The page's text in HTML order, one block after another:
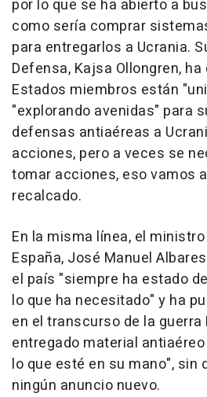
por lo que se ha abierto a
como sería comprar
para entregarlos a Ucrania.
Defensa, Kajsa Ollongren,
Estados miembros están
"explorando avenidas" para
defensas antiaéreas a
acciones, pero a veces se
tomar acciones, eso vamos
recalcado.
En la misma línea, el
España, José Manuel
el país "siempre ha estado
lo que ha necesitado" y ha
en el transcurso de la guerra
entregado material
lo que esté en su mano", sin
ningún anuncio nuevo.